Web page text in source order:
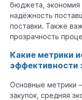
бюджета, экономия
надёжность
поставки. Также
прозрачность
Какие метрики
эффективности
Основные метрики
закупок, средняя